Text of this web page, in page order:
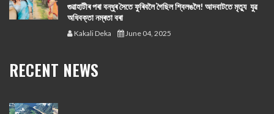
গুৱাহাটীৰ পৰা বন্ধুৰ সৈতে ফুৰিবলৈ গৈছিল শ্বিলঙলৈ! আদবাটতে মৃত্যু যুৱ
অধিবক্তা নম্ৰতা বৰা
Kakali Deka June 04, 2025
RECENT NEWS